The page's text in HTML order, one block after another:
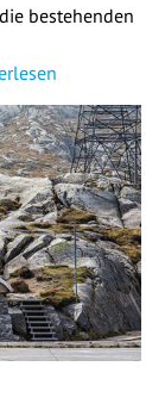
bestehenden